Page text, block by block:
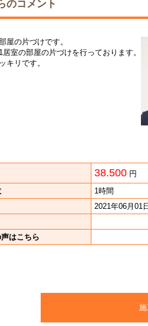
のコメント
屋の片づけです。
室の部屋の片づけを行っております。
キリです。
38.500 円
1時間
2021年06月01日
はこちら